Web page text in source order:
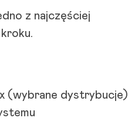
z najczęściej
(wybrane dystrybucje)